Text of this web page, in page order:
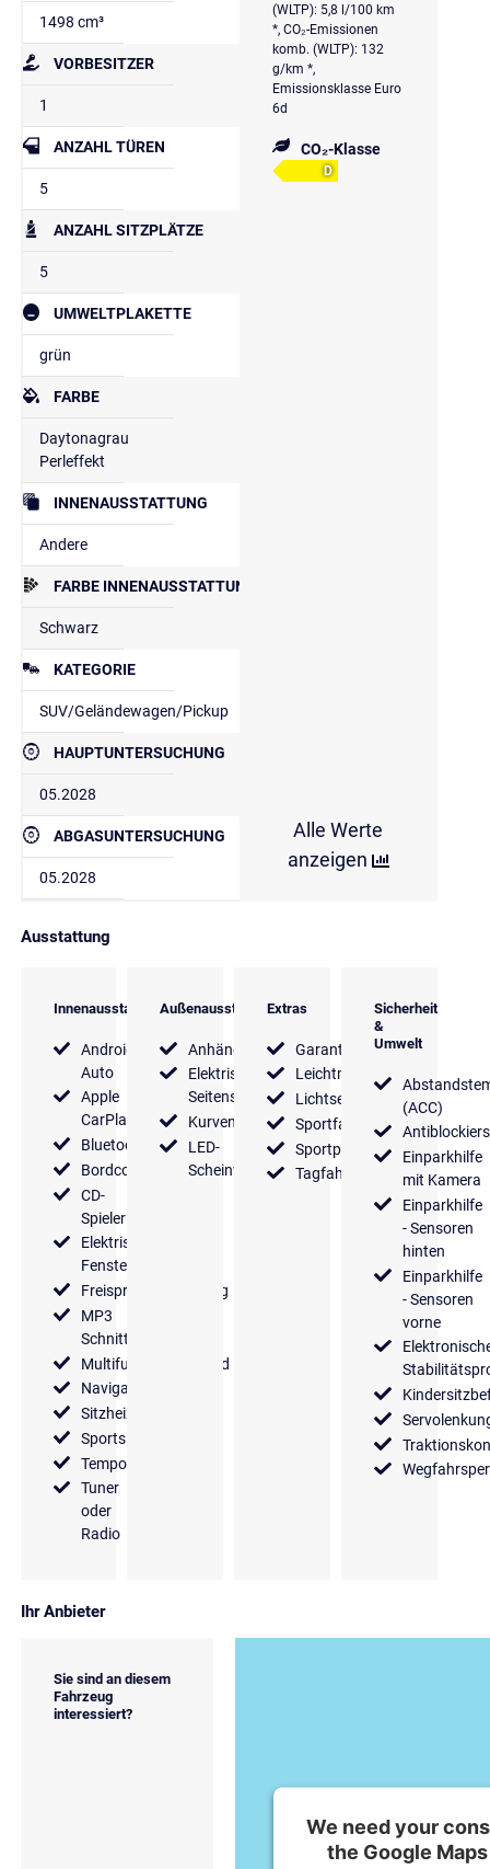
1498 cm³
VORBESITZER
1
ANZAHL TÜREN
5
ANZAHL SITZPLÄTZE
5
UMWELTPLAKETTE
grün
FARBE
Daytonagrau
Perleffekt
INNENAUSSTATTUNG
Andere
FARBE INNENAUSSTATTUNG
Schwarz
KATEGORIE
SUV/Geländewagen/Pickup
HAUPTUNTERSUCHUNG
05.2028
ABGASUNTERSUCHUNG
05.2028
(WLTP): 5,8 l/100 km
*, CO₂-Emissionen
komb. (WLTP): 132
g/km *,
Emissionsklasse Euro
6d
CO₂-Klasse
D
Alle Werte
anzeigen
Ausstattung
Innenausstattung
Android
Auto
Apple
CarPlay
Bluetooth
Bordcomputer
CD-
Spieler
Elektrische
Fensterheber
Freisprecheinrichtung
MP3
Schnittstelle
Multifunktionslenkrad
Navigationssystem
Sitzheizung
Sportsitze
Tempomat
Tuner
oder
Radio
Außenausstattung
Anhängerkupplung
Elektrische
Seitenspiegel
Kurvenlicht
LED-
Scheinwerfer
Extras
Garantie
Leichtmetallfelgen
Lichtsensor
Sportfahrwerk
Sportpaket
Tagfahrlicht
Sicherheit
&
Umwelt
(ACC)
Einparkhilfe
mit Kamera
Einparkhilfe
- Sensoren
hinten
Einparkhilfe
- Sensoren
vorne
Ihr Anbieter
Sie sind an diesem
Fahrzeug
interessiert?
We need your
the Google